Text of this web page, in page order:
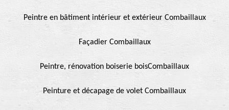
Peintre en bâtiment intérieur et extérieur Combaillaux
Façadier Combaillaux
Peintre, rénovation boiserie boisCombaillaux
Peinture et décapage de volet Combaillaux